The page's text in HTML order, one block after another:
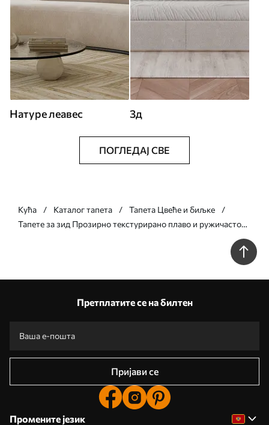
Натуре леавес 3д
ПОГЛЕДАЈ СВЕ
Кућа Каталог тапета
Тапета Цвеће и биљке
Тапете за зид Прозирно текстурирано плаво и ружичасто
цвеће на светлој позадини, нежне латице се преклапају бр.
Претплатите се на билтен
Пријави се
Промените језик